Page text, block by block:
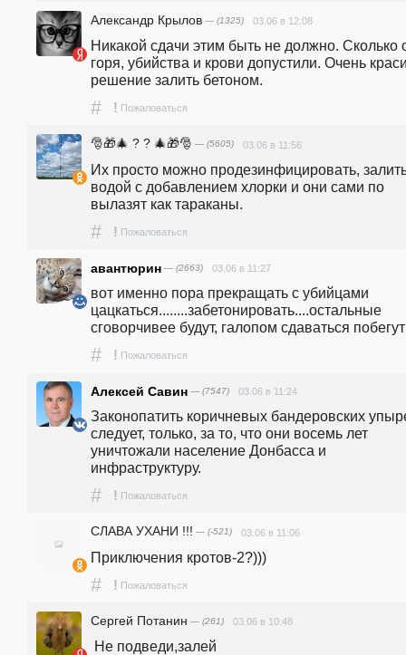
Александр Крылов — (1325) 03.06 в 12:08
Никакой сдачи этим быть не должно. Сколько
горя, убийства и крови допустили. Очень
решение залить бетоном.
# ! Пожаловаться
🎅🎁🎄 ? ? 🎄🎁🎅 — (5605) 03.06 в 11:56
Их просто можно продезинфицировать,
водой с добавлением хлорки и они сами по
вылазят как тараканы.
# ! Пожаловаться
авантюрин — (2663) 03.06 в 11:27
вот именно пора прекращать с убийцами
цацкаться........забетонировать....остальные
сговорчивее будут, галопом сдаваться побегут
# ! Пожаловаться
Алексей Савин — (7547) 03.06 в 11:24
Законопатить коричневых бандеровских
следует, только, за то, что они восемь лет
уничтожали население Донбасса и
инфраструктуру.
# ! Пожаловаться
СЛАВА УХАНИ !!! — (-521) 03.06 в 11:06
Приключения кротов-2?)))
# ! Пожаловаться
Сергей Потанин — (261) 03.06 в 10:48
Не подведи,залей